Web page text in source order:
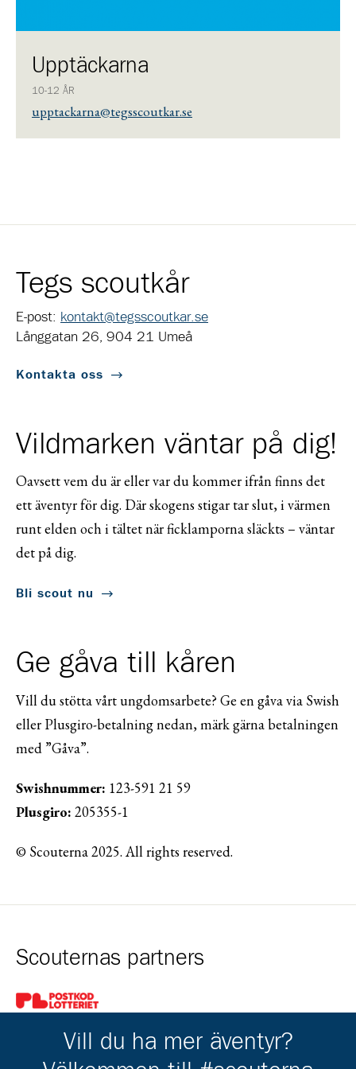
Upptäckarna
10-12 ÅR
upptackarna@tegsscoutkar.se
Tegs scoutkår
E-post: kontakt@tegsscoutkar.se
Långgatan 26, 904 21 Umeå
Kontakta oss
Vildmarken väntar på dig!
Oavsett vem du är eller var du kommer ifrån finns det
ett äventyr för dig. Där skogens stigar tar slut, i värmen
runt elden och i tältet när ficklamporna släckts – väntar
det på dig.
Bli scout nu
Ge gåva till kåren
Vill du stötta vårt ungdomsarbete? Ge en gåva via Swish
eller Plusgiro-betalning nedan, märk gärna betalningen
med ”Gåva”.
Swishnummer: 123-591 21 59
Plusgiro: 205355-1
© Scouterna 2025. All rights reserved.
Scouternas partners
Gå till pl_50
Vill du ha mer äventyr?